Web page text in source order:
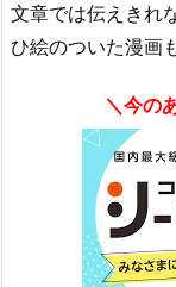
文章では伝えきれ
ひ絵のついた漫画
＼今の